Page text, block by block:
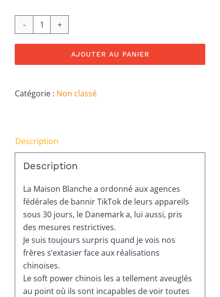
quantité
de
UNE
NOUVELLE:
AJOUTER AU PANIER
Catégorie : Non classé
Description
Description
La Maison Blanche a ordonné aux agences
fédérales de bannir TikTok de leurs appareils
sous 30 jours, le Danemark a, lui aussi, pris
des mesures restrictives.
Je suis toujours surpris quand je vois nos
frères s’extasier face aux réalisations
chinoises.
Le soft power chinois les a tellement aveuglés
au point où ils sont incapables de voir toutes